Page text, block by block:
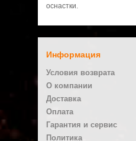
Написать отзыв
Ваше имя:
E-mail
оснастки.
Информация
Условия возврата
О компании
Доставка
Оплата
Гарантия и сервис
Политика